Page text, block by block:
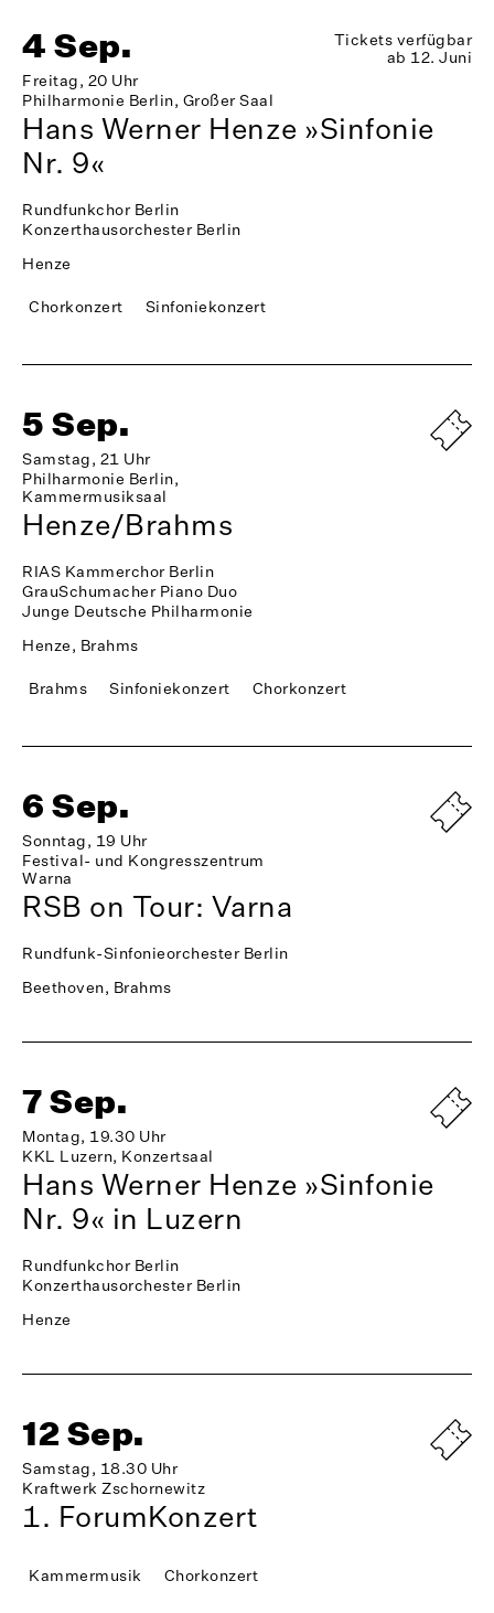
4 Sep.
Freitag, 20 Uhr
Philharmonie Berlin, Großer Saal
Tickets verfügbar
ab 12. Juni
Hans Werner Henze »Sinfonie
Nr. 9«
Rundfunkchor Berlin
Konzerthausorchester Berlin
Henze
Chorkonzert Sinfoniekonzert
5 Sep.
Samstag, 21 Uhr
Philharmonie Berlin,
Kammermusiksaal
Henze/Brahms
RIAS Kammerchor Berlin
GrauSchumacher Piano Duo
Junge Deutsche Philharmonie
Henze, Brahms
Brahms Sinfoniekonzert Chorkonzert
6 Sep.
Sonntag, 19 Uhr
Festival- und Kongresszentrum
Warna
RSB on Tour: Varna
Rundfunk-Sinfonieorchester Berlin
Beethoven, Brahms
7 Sep.
Montag, 19.30 Uhr
KKL Luzern, Konzertsaal
Hans Werner Henze »Sinfonie
Nr. 9« in Luzern
Rundfunkchor Berlin
Konzerthausorchester Berlin
Henze
12 Sep.
Samstag, 18.30 Uhr
Kraftwerk Zschornewitz
1. ForumKonzert
Kammermusik Chorkonzert